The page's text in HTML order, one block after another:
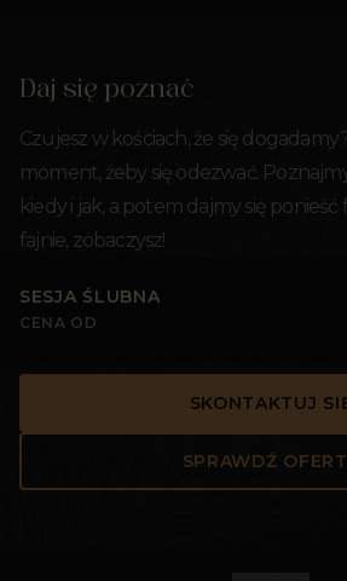
Daj się poznać
Czujesz w kościach, że się
moment, żeby się odezwać.
kiedy i jak, a potem dajmy się ponieść
fajnie, zobaczysz!
SESJA ŚLUBNA
CENA OD
SKONTAKTUJ
SPRAWDŹ